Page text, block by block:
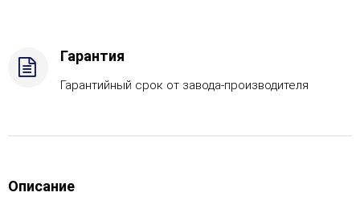
Гарантия
Гарантийный срок от завода-производителя
Описание